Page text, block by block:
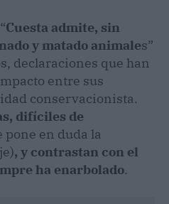
Cuesta admite, sin
y matado animales”
declaraciones que han
entre sus
conservacionista.
difíciles de
pone en duda la
, y contrastan con el
ha enarbolado.